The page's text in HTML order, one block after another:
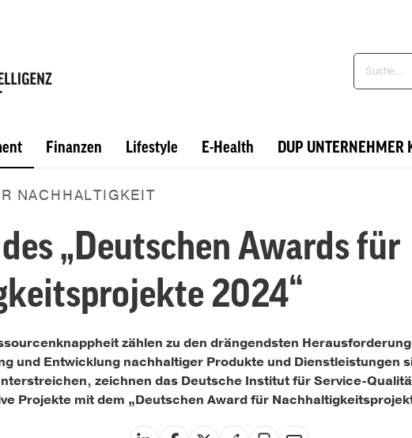
Finanzen Lifestyle E-Health DUP UNTERNEHMER
NACHHALTIGKEIT
des „Deutschen Awards für
2024“
zählen zu den drängendsten
und Entwicklung nachhaltiger Produkte und Dienstleistungen
zeichnen das Deutsche Institut für Service-
Projekte mit dem „Deutschen Award für